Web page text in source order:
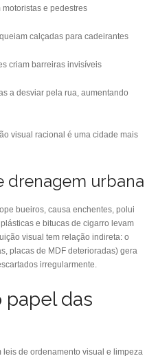
e pedestres
calçadas para cadeirantes
criam barreiras invisíveis
a desviar pela rua, aumentando
visual racional é uma cidade mais
drenagem urbana
bueiros, causa enchentes, polui
e bitucas de cigarro levam
visual tem relação indireta: o
placas de MDF deterioradas) gera
irregularmente.
papel das
de ordenamento visual e limpeza